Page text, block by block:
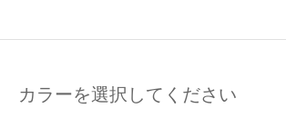
カラーを選択してください